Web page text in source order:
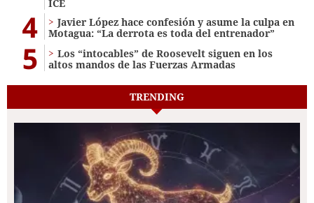
ICE
4
Javier López hace confesión y asume la culpa en
Motagua: “La derrota es toda del entrenador”
5
Los “intocables” de Roosevelt siguen en los
altos mandos de las Fuerzas Armadas
TRENDING